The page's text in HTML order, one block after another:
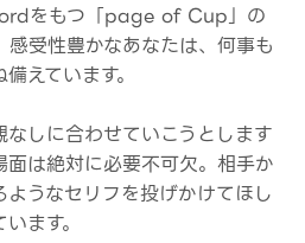
をもつ「page of Cup」の
感受性豊かなあなたは、何事も
えています。
なしに合わせていこうとします
は絶対に必要不可欠。相手か
ようなセリフを投げかけてほし
ます。